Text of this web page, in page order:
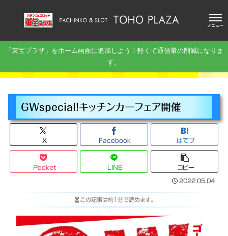
メニュー
「東宝プラザ」をホーム画面に追加しよう！軽くて通信量の削減になりま
す。
GWspecial！キッチンカーフェア開催
X Facebook はてブ
Pocket LINE コピー
2022.05.04
この記事は約1分で読めます。